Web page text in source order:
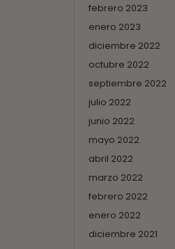
febrero 2023
enero 2023
diciembre 2022
octubre 2022
septiembre 2022
julio 2022
junio 2022
mayo 2022
abril 2022
marzo 2022
febrero 2022
enero 2022
diciembre 2021